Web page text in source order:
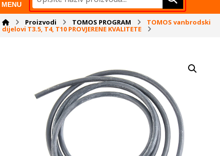
MENU
Proizvodi TOMOS PROGRAM TOMOS vanbrodski
dijelovi T3.5, T4, T10 PROVJERENE KVALITETE